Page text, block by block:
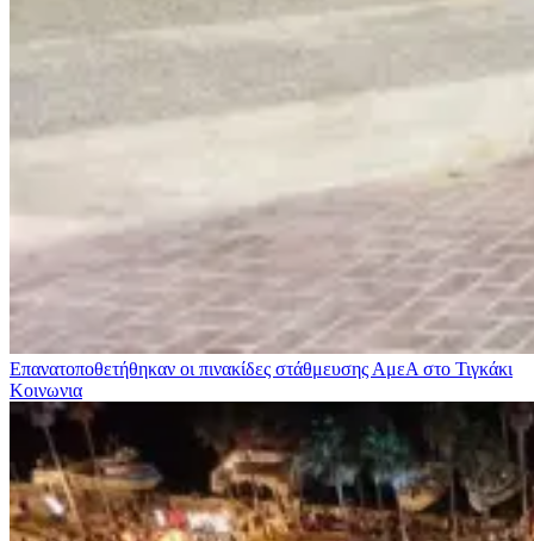
Επανατοποθετήθηκαν οι πινακίδες στάθμευσης ΑμεΑ στο Τιγκάκι
Κοινωνια